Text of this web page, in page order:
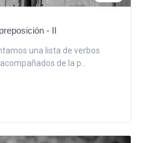
- II
una lista de verbos
de la p...